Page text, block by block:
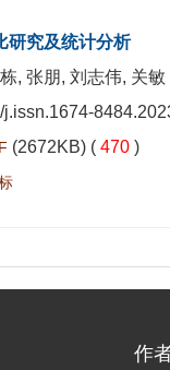
研究及统计分析
, 张朋, 刘志伟, 关敏
j.issn.1674-
(2672KB) ( 470 )
作